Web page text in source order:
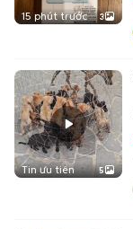
15 phút trước 3
Tin ưu tiên 5